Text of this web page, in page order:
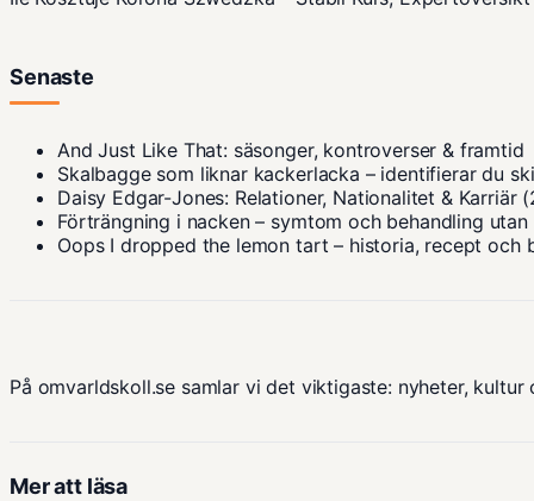
Senaste
And Just Like That: säsonger, kontroverser & framtid
Skalbagge som liknar kackerlacka – identifierar du
Daisy Edgar-Jones: Relationer, Nationalitet & Karriär
Förträngning i nacken – symtom och behandling
Oops I dropped the lemon tart – historia, recept och
På omvarldskoll.se samlar vi det viktigaste: nyheter,
Mer att läsa